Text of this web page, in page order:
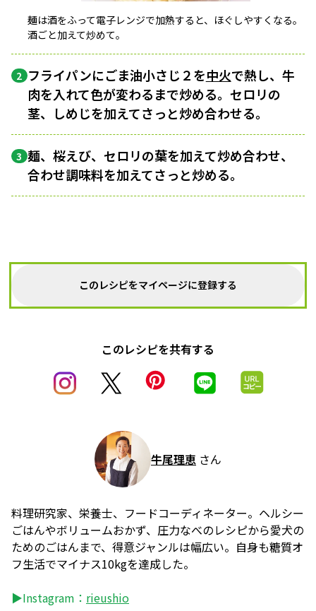
麺は酒をふって電子レンジで加熱すると、ほぐしやすくなる。
酒ごと加えて炒めて。
2 フライパンにごま油小さじ２を中火で熱し、牛
肉を入れて色が変わるまで炒める。セロリの
茎、しめじを加えてさっと炒め合わせる。
3 麺、桜えび、セロリの葉を加えて炒め合わせ、
合わせ調味料を加えてさっと炒める。
このレシピをマイページに登録する
このレシピを共有する
牛尾理恵 さん
料理研究家、栄養士、フードコーディネーター。ヘルシー
ごはんやボリュームおかず、圧力なべのレシピから愛犬の
ためのごはんまで、得意ジャンルは幅広い。自身も糖質オ
フ生活でマイナス10kgを達成した。
▶Instagram： rieushio